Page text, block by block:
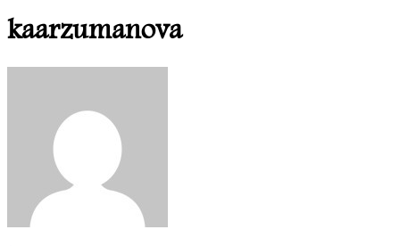
kaarzumanova